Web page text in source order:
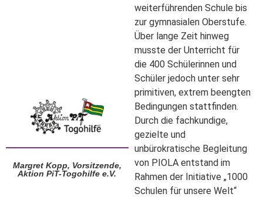
Margret Kopp, Vorsitzende,
Aktion PiT-Togohilfe e.V.
weiterführenden Schule bis
zur gymnasialen Oberstufe.
Über lange Zeit hinweg
musste der Unterricht für
die 400 Schülerinnen und
Schüler jedoch unter sehr
primitiven, extrem beengten
Bedingungen stattfinden.
Durch die fachkundige,
gezielte und
unbürokratische Begleitung
von PIOLA entstand im
Rahmen der Initiative „1000
Schulen für unsere Welt“